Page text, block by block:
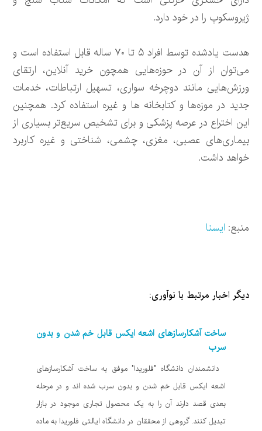
ژیروسکوپ را در خود دارد.
هدست یادشده توسط افراد ۵ تا ۷۰ ساله قابل استفاده است و
می‌توان از آن در حوزه‌هایی همچون خرید آنلاین، ارتقای
ورزش‌هایی مانند دوچرخه سواری، تسهیل ارتباطات، خدمات
جدید در موزه‌ها و کتابخانه ها و غیره استفاده کرد. همچنین
این اختراع در عرصه پزشکی و برای تشخیص سریع‌تر بسیاری از
بیماری‌های عصبی، مغزی، چشمی، شناختی و غیره کاربرد
خواهد داشت.
منبع: ایسنا
دیگر اخبار مرتبط با نوآوری:
ساخت آشکارسازهای اشعه ایکس قابل خم شدن و بدون
سرب
دانشمندان دانشگاه "فلوریدا" موفق به ساخت آشکارسازهای
اشعه ایکس قابل خم شدن و بدون سرب شده اند و در مرحله
بعدی قصد دارند آن را به یک محصول تجاری موجود در بازار
تبدیل کنند. گروهی از محققان در دانشگاه ایالتی فلوریدا به ماده